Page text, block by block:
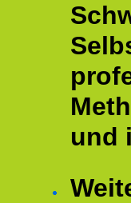
und